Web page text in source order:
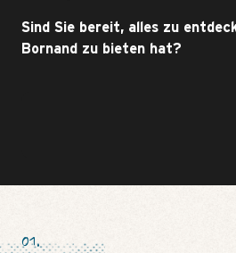
Sind Sie bereit, alles zu
Bornand zu bieten hat?
01.